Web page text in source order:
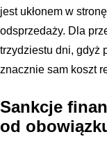
jest ukłonem w
odsprzedaży. Dla
trzydziestu dni, gdyż
znacznie sam koszt
Sankcje
od